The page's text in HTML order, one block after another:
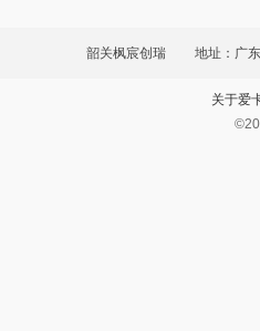
韶关枫宸创瑞 地址：广
关于爱